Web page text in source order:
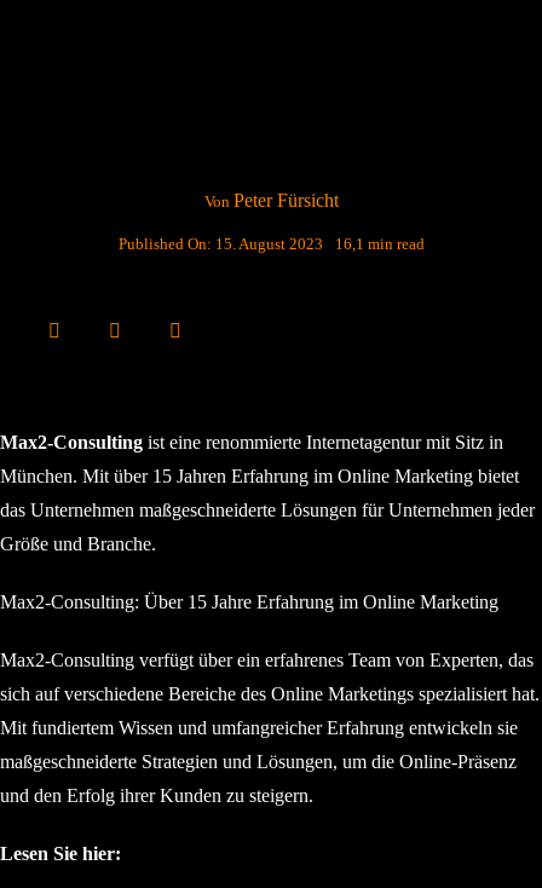
Von Peter Fürsicht
Published On: 15. August 2023 16,1 min read
Max2-Consultingist eine renommierte Internetagentur mit Sitz in
München. Mit über 15 Jahren Erfahrung im Online Marketing bietet
das Unternehmen maßgeschneiderte Lösungen für Unternehmen jeder
Größe und Branche.
Max2-Consulting: Über 15 Jahre Erfahrung im Online Marketing
Max2-Consulting verfügt über ein erfahrenes Team von Experten, das
sich auf verschiedene Bereiche des Online Marketings spezialisiert hat.
Mit fundiertem Wissen und umfangreicher Erfahrung entwickeln sie
maßgeschneiderte Strategien und Lösungen, um die Online-Präsenz
und den Erfolg ihrer Kunden zu steigern.
Lesen Sie hier: